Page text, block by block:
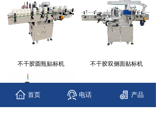
不干胶圆瓶贴标机 不干胶双侧面贴标机
首页 电话 产品